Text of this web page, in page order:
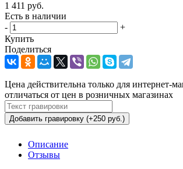
1 411 руб.
Есть в наличии
-
+
Купить
Поделиться
Цена действительна только для интернет-
отличаться от цен в розничных магазинах
Добавить гравировку (+250 руб.)
Описание
Отзывы